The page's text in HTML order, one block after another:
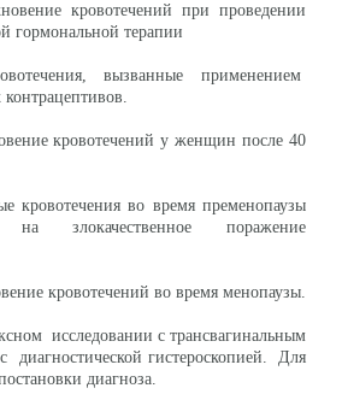
кровотечений при проведении
гормональной терапии
вызванные применением
кровотечений у женщин после 40
во время пременопаузы
на злокачественное поражение
кровотечений во время менопаузы.
исследовании с трансвагинальным
диагностической гистероскопией. Для
диагноза.